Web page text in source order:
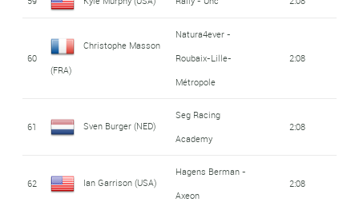
60
Christophe Masson
(FRA)
Natura4ever -
Roubaix-Lille-
Métropole
2:08
61 Sven Burger (NED)
Seg Racing
Academy
2:08
62 Ian Garrison (USA)
Hagens Berman -
Axeon
2:08